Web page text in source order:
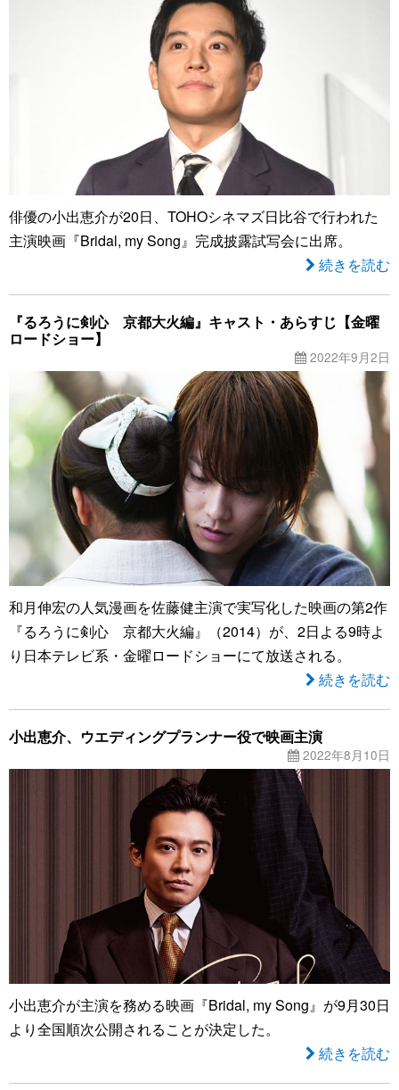
俳優の小出恵介が20日、TOHOシネマズ日比谷で行われた
主演映画『Bridal, my Song』完成披露試写会に出席。
続きを読む
『るろうに剣心 京都大火編』キャスト・あらすじ【金曜
ロードショー】
2022年9月2日
和月伸宏の人気漫画を佐藤健主演で実写化した映画の第2作
『るろうに剣心 京都大火編』（2014）が、2日よる9時よ
り日本テレビ系・金曜ロードショーにて放送される。
続きを読む
小出恵介、ウエディングプランナー役で映画主演
2022年8月10日
小出恵介が主演を務める映画『Bridal, my Song』が9月30日
より全国順次公開されることが決定した。
続きを読む